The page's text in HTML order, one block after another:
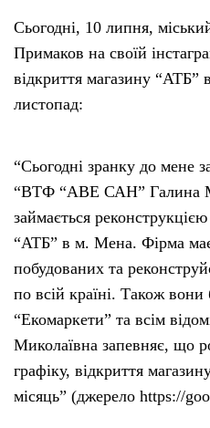
Сьогодні, 10 липня,
Примаков на своїй
відкриття магазину “АТБ”
листопад:
“Сьогодні зранку до мене
“ВТФ “АВЕ САН” Галина
займається
“АТБ” в м. Мена. Фірма
побудованих та
по всій країні. Також вони
“Екомаркети” та всім
Миколаївна запевняє, що
графіку, відкриття
місяць” (джерело https://